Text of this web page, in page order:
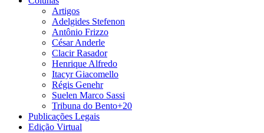
Artigos
Adelgides Stefenon
Antônio Frizzo
César Anderle
Clacir Rasador
Henrique Alfredo
Itacyr Giacomello
Régis Genehr
Suelen Marco Sassi
Tribuna do Bento+20
Publicações Legais
Edição Virtual